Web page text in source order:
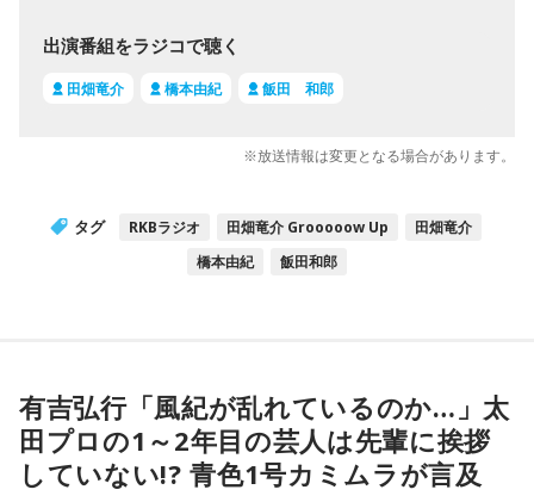
出演番組をラジコで聴く
田畑竜介 橋本由紀 飯田 和郎
※放送情報は変更となる場合があります。
タグ RKBラジオ 田畑竜介 Grooooow Up
田畑竜介
橋本由紀
飯田和郎
有吉弘行「風紀が乱れているのか…」太
田プロの1～2年目の芸人は先輩に挨拶
していない!? 青色1号カミムラが言及